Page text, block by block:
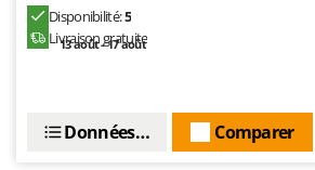
Prismafood
Rato
Disponibilité:5
Livraison gratuite
13 août - 17 août
Comparer
Données techniques